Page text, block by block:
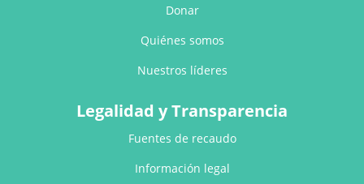
Donar
Quiénes somos
Nuestros líderes
Legalidad y Transparencia
Fuentes de recaudo
Información legal